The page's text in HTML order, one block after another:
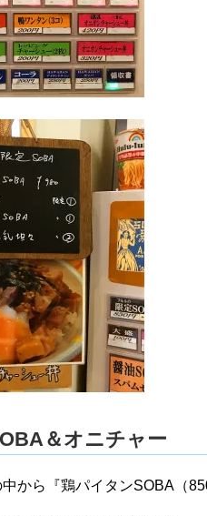
＆オニチャー
から『鶏パイタンSOBA（